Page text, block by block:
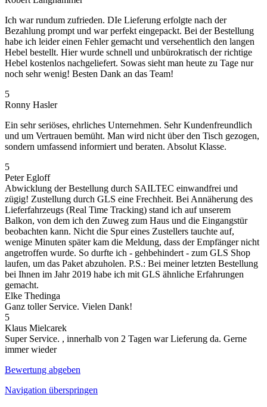
Ich war rundum zufrieden. DIe Lieferung erfolgte nach der
Bezahlung prompt und war perfekt eingepackt. Bei der Bestellung
habe ich leider einen Fehler gemacht und versehentlich den langen
Hebel bestellt. Hier wurde schnell und unbürokratisch der richtige
Hebel kostenlos nachgeliefert. Sowas sieht man heute zu Tage nur
noch sehr wenig! Besten Dank an das Team!
5
Ronny Hasler
Ein sehr seriöses, ehrliches Unternehmen. Sehr Kundenfreundlich
und um Vertrauen bemüht. Man wird nicht über den Tisch gezogen,
sondern umfassend informiert und beraten. Absolut Klasse.
5
Peter Egloff
Abwicklung der Bestellung durch SAILTEC einwandfrei und
zügig! Zustellung durch GLS eine Frechheit. Bei Annäherung des
Lieferfahrzeugs (Real Time Tracking) stand ich auf unserem
Balkon, von dem ich den Zuweg zum Haus und die Eingangstür
beobachten kann. Nicht die Spur eines Zustellers tauchte auf,
wenige Minuten später kam die Meldung, dass der Empfänger nicht
angetroffen wurde. So durfte ich - gehbehindert - zum GLS Shop
laufen, um das Paket abzuholen. P.S.: Bei meiner letzten Bestellung
bei Ihnen im Jahr 2019 habe ich mit GLS ähnliche Erfahrungen
gemacht.
Elke Thedinga
Ganz toller Service. Vielen Dank!
5
Klaus Mielcarek
Super Service. , innerhalb von 2 Tagen war Lieferung da. Gerne
immer wieder
Bewertung abgeben
Navigation überspringen